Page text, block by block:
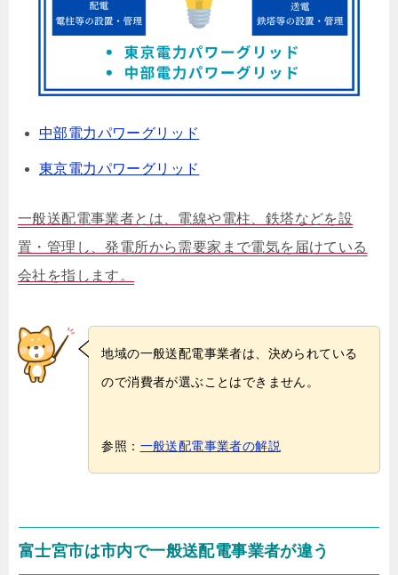
中部電力パワーグリッド
東京電力パワーグリッド
一般送配電事業者とは、電線や電柱、鉄塔などを設
置・管理し、発電所から需要家まで電気を届けている
会社を指します。
地域の一般送配電事業者は、決められている
ので消費者が選ぶことはできません。
参照： 一般送配電事業者の解説
富士宮市は市内で一般送配電事業者が違う